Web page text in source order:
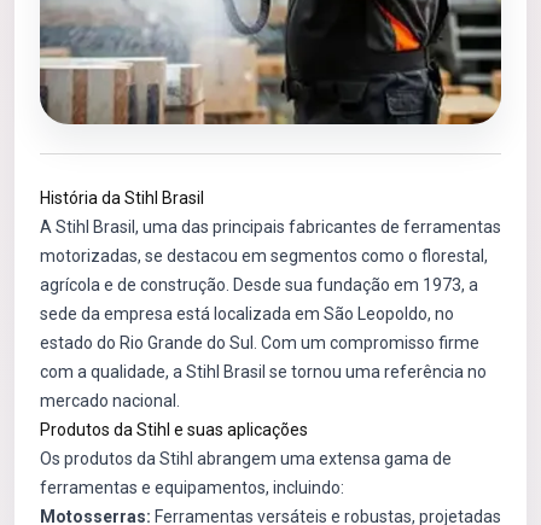
História da Stihl Brasil
A Stihl Brasil, uma das principais fabricantes de ferramentas
motorizadas, se destacou em segmentos como o florestal,
agrícola e de construção. Desde sua fundação em 1973, a
sede da empresa está localizada em São Leopoldo, no
estado do Rio Grande do Sul. Com um compromisso firme
com a qualidade, a Stihl Brasil se tornou uma referência no
mercado nacional.
Produtos da Stihl e suas aplicações
Os produtos da Stihl abrangem uma extensa gama de
ferramentas e equipamentos, incluindo:
Motosserras: Ferramentas versáteis e robustas, projetadas